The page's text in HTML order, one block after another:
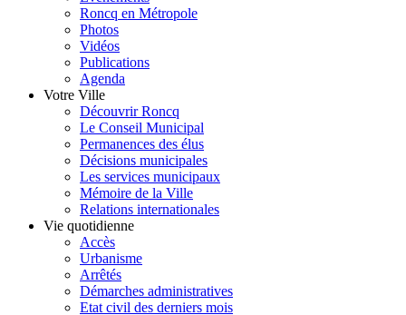
Roncq en Métropole
Photos
Vidéos
Publications
Agenda
Votre Ville
Découvrir Roncq
Le Conseil Municipal
Permanences des élus
Décisions municipales
Les services municipaux
Mémoire de la Ville
Relations internationales
Vie quotidienne
Accès
Urbanisme
Arrêtés
Démarches administratives
Etat civil des derniers mois